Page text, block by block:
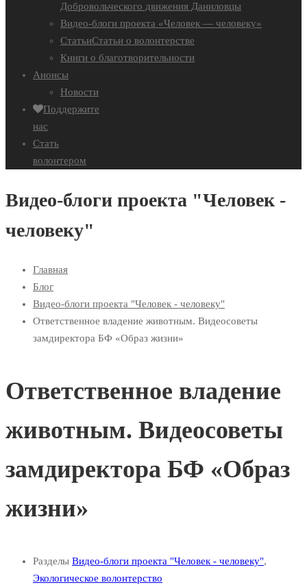
Добровольческого движения Даниловцы
Видео-блоги проекта «Человек — человеку»
СтатьиСтатьи о волонтерстве
Книги о благотворительности
Анонсы
Новости
Поддержите
нас
Стать
волонтером
Видео-блоги проекта "Человек -
человеку"
Главная
Блог
Видео-блоги проекта "Человек - человеку"
Ответственное владение животным. Видеосоветы
замдиректора БФ «Образ жизни»
Ответственное владение
животным. Видеосоветы
замдиректора БФ «Образ
жизни»
Разделы Видео-блоги проекта "Человек - человеку",
Экологическое волонтерство